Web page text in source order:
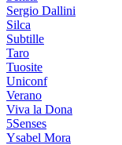
Sergio Dallini
Silca
Subtille
Taro
Tuosite
Uniconf
Verano
Viva la Dona
5Senses
Ysabel Mora